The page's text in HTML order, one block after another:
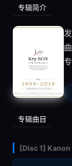
专辑简介
专辑曲目
[Disc 1] Kanon